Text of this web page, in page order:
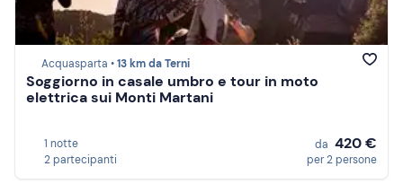
Acquasparta •13 km da Terni
Soggiorno in casale umbro e tour in moto
elettrica sui Monti Martani
1 notte
2 partecipanti
da 420 €
per 2 persone